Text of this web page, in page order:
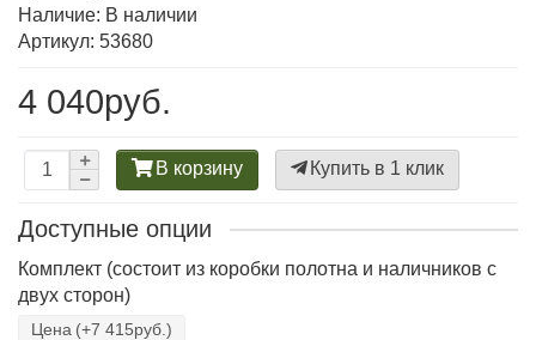
Наличие: В наличии
Артикул: 53680
4 040руб.
В корзину Купить в 1 клик
Доступные опции
Комплект (состоит из коробки полотна и наличников с
двух сторон)
Цена (+7 415руб.)